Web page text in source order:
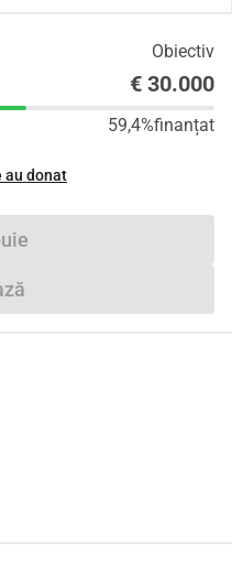
Obiectiv
€ 30.000
59,4%finanțat
au donat